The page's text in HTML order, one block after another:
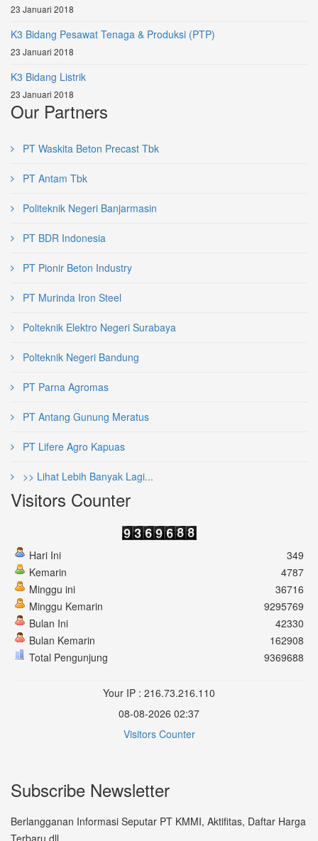
23 Januari 2018
K3 Bidang Pesawat Tenaga & Produksi (PTP)
23 Januari 2018
K3 Bidang Listrik
23 Januari 2018
Our Partners
PT Waskita Beton Precast Tbk
PT Antam Tbk
Politeknik Negeri Banjarmasin
PT BDR Indonesia
PT Pionir Beton Industry
PT Murinda Iron Steel
Polteknik Elektro Negeri Surabaya
Polteknik Negeri Bandung
PT Parna Agromas
PT Antang Gunung Meratus
PT Lifere Agro Kapuas
>> Lihat Lebih Banyak Lagi...
Visitors Counter
Hari Ini
Kemarin
Minggu ini
Minggu Kemarin
Bulan Ini
Bulan Kemarin
Total Pengunjung
349
4787
36716
9295769
42330
162908
9369688
Your IP : 216.73.216.110
08-08-2026 02:37
Visitors Counter
Subscribe Newsletter
Berlangganan Informasi Seputar PT KMMI, Aktifitas, Daftar Harga